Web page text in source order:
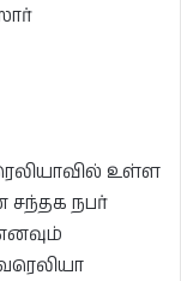
உள்ள
சந்தக நபர்